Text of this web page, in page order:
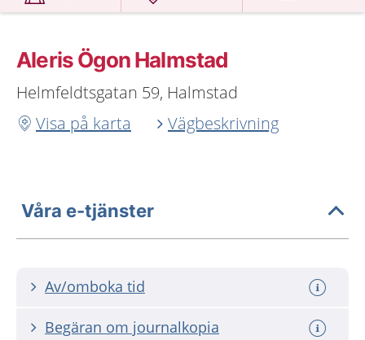
Aleris Ögon Halmstad
Helmfeldtsgatan 59, Halmstad
Visa på karta
Vägbeskrivning
Våra e-tjänster
Av/omboka tid
Begäran om journalkopia